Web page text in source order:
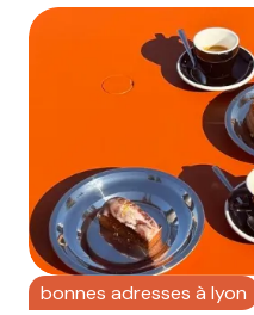
bonnes adresses à lyon